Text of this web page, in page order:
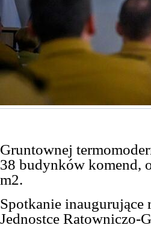
Gruntownej
38 budynków komend,
m2.
Spotkanie inaugurujące
Jednostce Ratowniczo-